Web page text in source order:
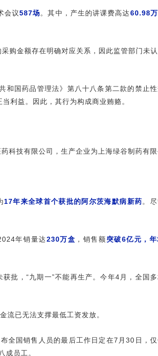
会议587场。其中，产生的讲课费高达60.98
购金额存在明确对应关系，因此监管部门未
和国药品管理法》第八十八条第二款的禁止
利益。因此，其行为构成商业贿赂。
科技有限公司，生产企业为上海绿谷制药有限
17年来全球首个获批的阿尔茨海默病新药。
年销量达230万盒 ，销售额突破6亿元，
批，“九期一”不能再生产。今年4月，全国
已无法支撑最低工资发放。
全国销售人员的最后工作日定在7月30日，
成员工。